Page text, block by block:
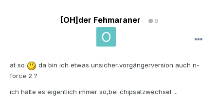
[OH]der Fehmaraner 0
at so
da bin ich etwas unsicher,vorgängerversion auch n-
force 2 ?
ich halte es eigentlich immer so,bei chipsatzwechsel ...